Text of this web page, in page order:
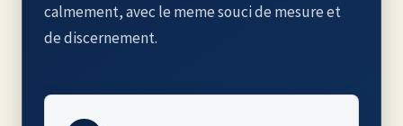
calmement, avec le meme souci de mesure et
de discernement.